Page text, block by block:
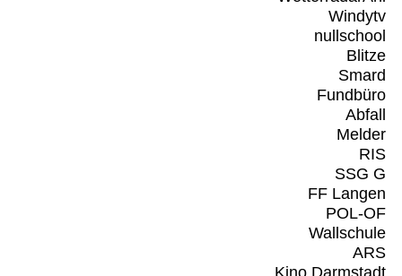
Windytv
nullschool
Blitze
Smard
Fundbüro
Abfall
Melder
RIS
SSG G
FF Langen
POL-OF
Wallschule
ARS
Kino Darmstadt